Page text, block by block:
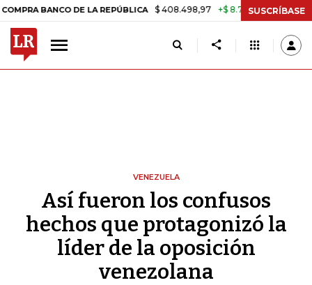
DE LA REPÚBLICA $ 408.498,97 +$ 8.753,81 +2,19% TASA DE
SUSCRÍBASE
VENEZUELA
Así fueron los confusos
hechos que protagonizó la
líder de la oposición
venezolana